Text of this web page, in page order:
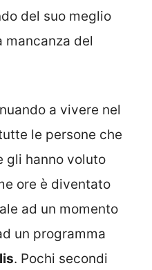
del suo meglio
mancanza del
a vivere nel
le persone che
gli hanno voluto
ore è diventato
ad un momento
un programma
. Pochi secondi